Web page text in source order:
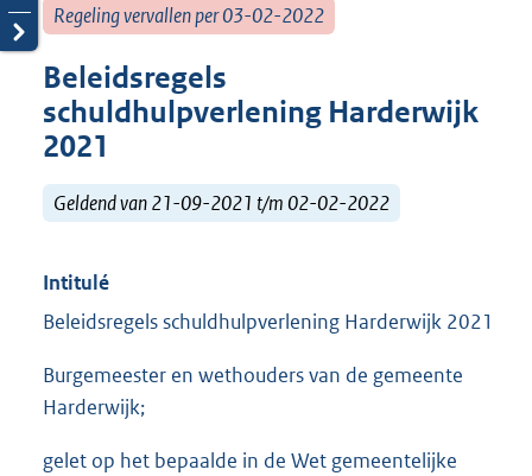
Regeling vervallen per 03-02-2022
Beleidsregels
schuldhulpverlening Harderwijk
2021
Geldend van 21-09-2021 t/m 02-02-2022
Intitulé
Beleidsregels schuldhulpverlening Harderwijk 2021
Burgemeester en wethouders van de gemeente
Harderwijk;
gelet op het bepaalde in de Wet gemeentelijke